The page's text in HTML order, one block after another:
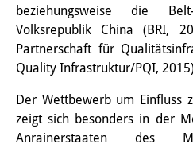
Forschungsfeld:
Nachhaltigkeit
Forschungsfeld:
Digitale
Forschungsfeld:
beziehungsweise die
Volksrepublik China (BRI,
Partnerschaft für
Quality Infrastruktur/PQI,
Der Wettbewerb um Einfluss
zeigt sich besonders in der
Anrainerstaaten des